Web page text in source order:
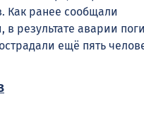
Как ранее сообщали
в результате аварии
ещё пять